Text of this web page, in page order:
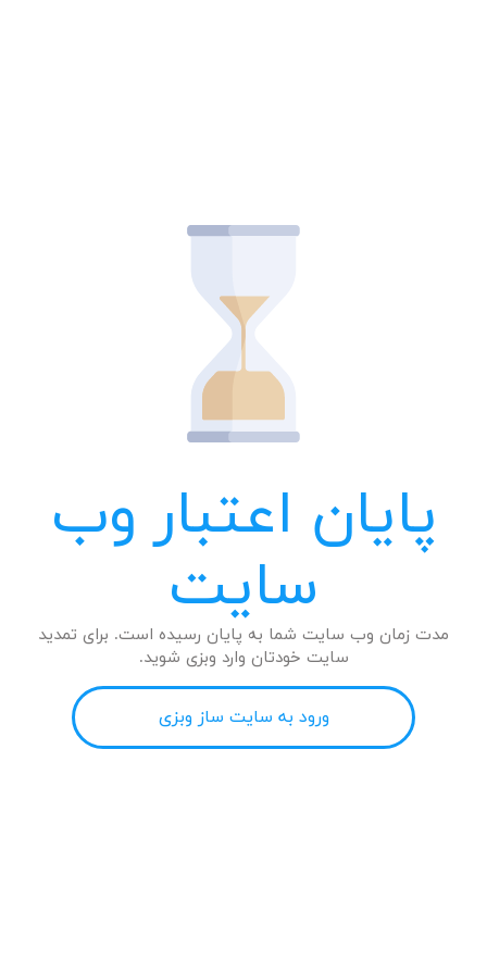
پایان اعتبار وب
سایت
مدت زمان وب سایت شما به پایان رسیده است. برای تمدید
سایت خودتان وارد وبزی شوید.
ورود به سایت ساز وبزی